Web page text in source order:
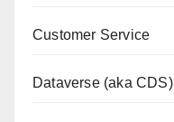
Customer Service
Dataverse (aka CDS)